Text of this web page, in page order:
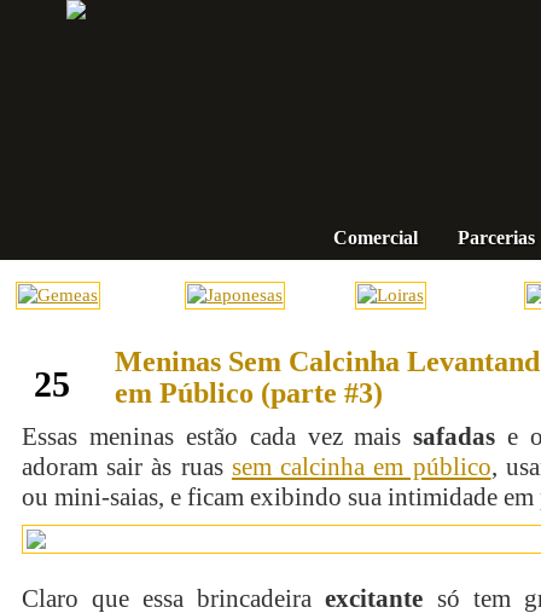
Parcerias
Comercial
25
Meninas Sem Calcinha
em Público (parte #3)
Essas meninas estão cada vez maissafadas e
adoram sair às ruas sem calcinha em público,
ou mini-saias, e ficam exibindo sua intimidade
Claro que essa brincadeiraexcitante só tem